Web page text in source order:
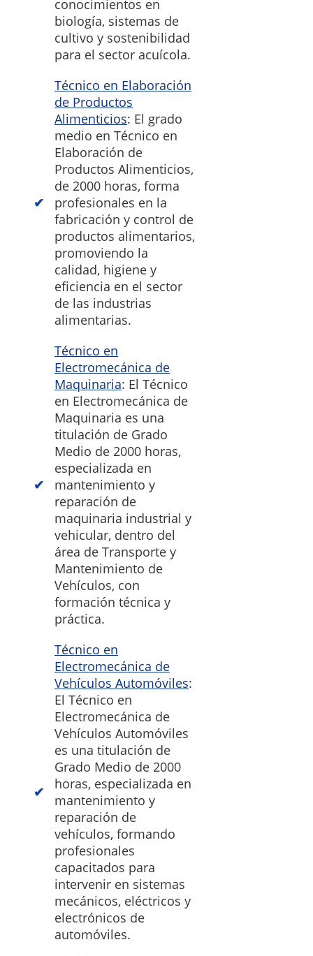
conocimientos en
biología, sistemas de
cultivo y sostenibilidad
para el sector acuícola.
Técnico en Elaboración
de Productos
Alimenticios: El grado
medio en Técnico en
Elaboración de
Productos Alimenticios,
de 2000 horas, forma
profesionales en la
fabricación y control de
productos alimentarios,
promoviendo la
calidad, higiene y
eficiencia en el sector
de las industrias
alimentarias.
Técnico en
Electromecánica de
Maquinaria: El Técnico
en Electromecánica de
Maquinaria es una
titulación de Grado
Medio de 2000 horas,
especializada en
mantenimiento y
reparación de
maquinaria industrial y
vehicular, dentro del
área de Transporte y
Mantenimiento de
Vehículos, con
formación técnica y
práctica.
Técnico en
Electromecánica de
Vehículos Automóviles:
El Técnico en
Electromecánica de
Vehículos Automóviles
es una titulación de
Grado Medio de 2000
horas, especializada en
mantenimiento y
reparación de
vehículos, formando
profesionales
capacitados para
intervenir en sistemas
mecánicos, eléctricos y
electrónicos de
automóviles.